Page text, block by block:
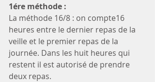
1ére méthode :
La méthode 16/8 : on compte16
heures entre le dernier repas de la
veille et le premier repas de la
journée. Dans les huit heures qui
restent il est autorisé de prendre
deux repas.